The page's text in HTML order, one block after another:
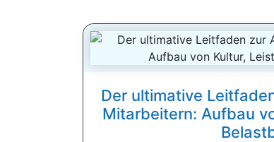
Der ultimative
Mitarbeitern: Aufbau